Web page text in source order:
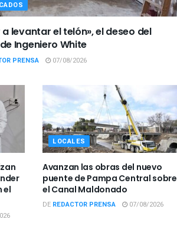
a levantar el telón», el deseo del
Ingeniero White
PRENSA 07/08/2026
el
LOCALES
Avanzan las obras del nuevo
puente de Pampa Central sobre
el Canal Maldonado
DE REDACTOR PRENSA 07/08/2026